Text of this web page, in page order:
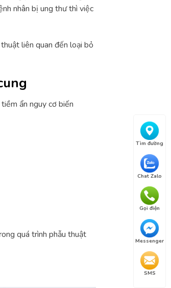
Tìm đường
Chat Zalo
Gọi điện
Messenger
SMS
nhân bị ung thư thì việc
liên quan đến loại bỏ
ẩn nguy cơ biến
quá trình phẫu thuật